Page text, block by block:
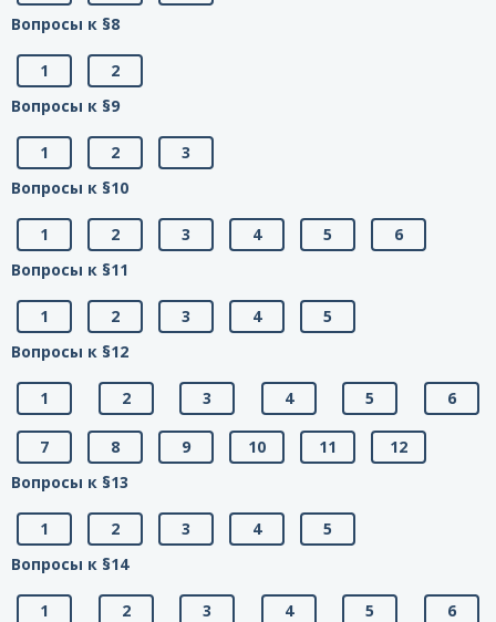
Вопросы к §8
1
2
Вопросы к §9
1 2
3
Вопросы к §10
1 2 3 4 5
6
Вопросы к §11
1 2 3 4
5
Вопросы к §12
1 2 3 4 5 6
7 8 9 10 11
12
Вопросы к §13
1 2 3 4
5
Вопросы к §14
1 2 3 4 5 6